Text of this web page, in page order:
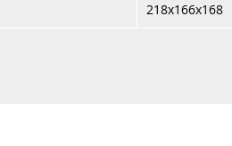
218х166х168